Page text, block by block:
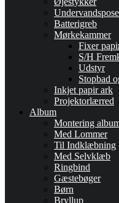
Batterigreb
Mørkekammer
Fixer
S/H
Udstyr
Stopbad
Inkjet papir ark
Projektorlærred
Album
Montering
Med Lommer
Til Indklæbning
Med Selvklæb
Ringbind
Gæstebøger
Børn
Bryllup